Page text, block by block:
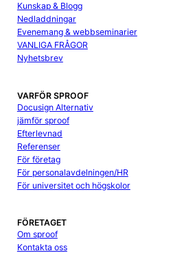
Kunskap & Blogg
Nedladdningar
Evenemang & webbseminarier
VANLIGA FRÅGOR
Nyhetsbrev
VARFÖR SPROOF
Docusign Alternativ
jämför sproof
Efterlevnad
Referenser
För företag
För personalavdelningen/HR
För universitet och högskolor
FÖRETAGET
Om sproof
Kontakta oss